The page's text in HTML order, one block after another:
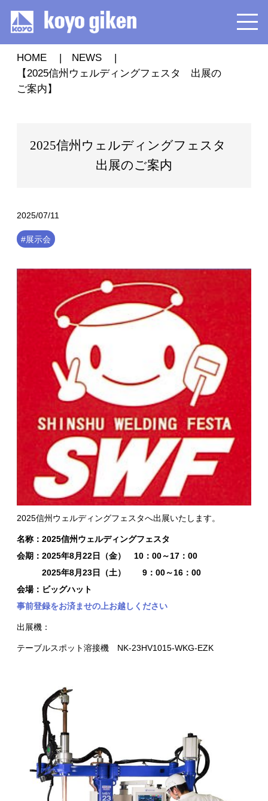
HOME
NEWS
【2025信州ウェルディングフェスタ 出展の
ご案内】
2025信州ウェルディングフェスタ
出展のご案内
2025/07/11
#展示会
2025信州ウェルディングフェスタへ出展いたします。
名称：2025信州ウェルディングフェスタ
会期：2025年8月22日（金）
10：00～17：00
2025年8月23日（土） 9：00～16：00
会場：ビッグハット
事前登録をお済ませの上お越しください
出展機：
テーブルスポット溶接機 NK-23HV1015-WKG-EZK